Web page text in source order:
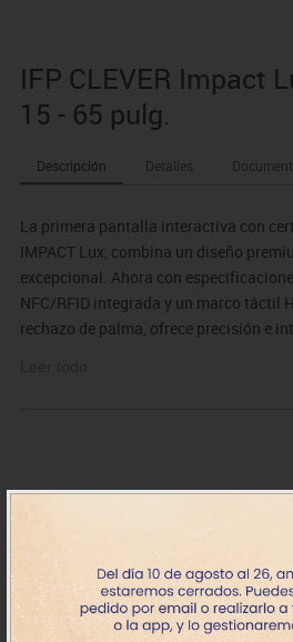
IFP CLEVER Impact
15 - 65 pulg.
Descripción Detalles
La primera pantalla interactiva con
IMPACT Lux, combina un diseño
excepcional. Ahora con
NFC/RFID integrada y un marco táctil
rechazo de palma, ofrece precisión e
· Lápiz óptico dinámico con CleverInk
NT1MTC0201
IFP CLEVER Impact Lux
Android 15 - 65 pulg.
+7 días